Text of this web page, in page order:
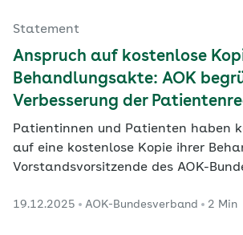
Statement
Anspruch auf kostenlose
Behandlungsakte: AOK
Verbesserung der
Patientinnen und Patienten haben
auf eine kostenlose Kopie ihrer
Vorstandsvorsitzende des AOK-
beschlossene Neuregelung
19.12.2025 AOK-Bundesverband 2 Min